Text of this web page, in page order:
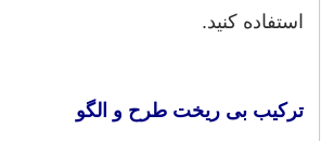
استفاده کنید.
ترکیب بی ریخت طرح و الگو